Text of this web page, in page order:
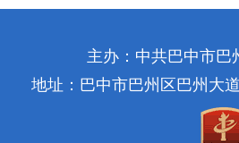
主办：中共巴中市巴
地址：巴中市巴州区巴州大